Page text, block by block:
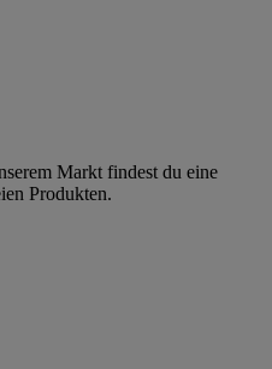
Markt findest du eine
Produkten.